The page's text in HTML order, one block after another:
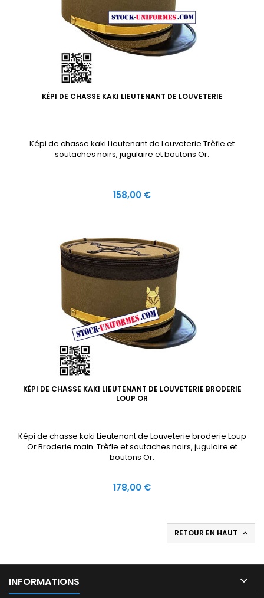
KÉPI DE CHASSE KAKI LIEUTENANT DE LOUVETERIE
Képi de chasse kaki Lieutenant de Louveterie Trèfle et
soutaches noirs, jugulaire et boutons Or.
Prix
158,00 €
KÉPI DE CHASSE KAKI LIEUTENANT DE LOUVETERIE BRODERIE
LOUP OR
Képi de chasse kaki Lieutenant de Louveterie broderie Loup
Or Broderie main. Trèfle et soutaches noirs, jugulaire et
boutons Or.
Prix
178,00 €
RETOUR EN HAUT 
INFORMATIONS 